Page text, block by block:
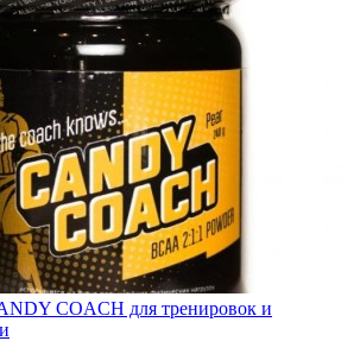
COACH для тренировок и